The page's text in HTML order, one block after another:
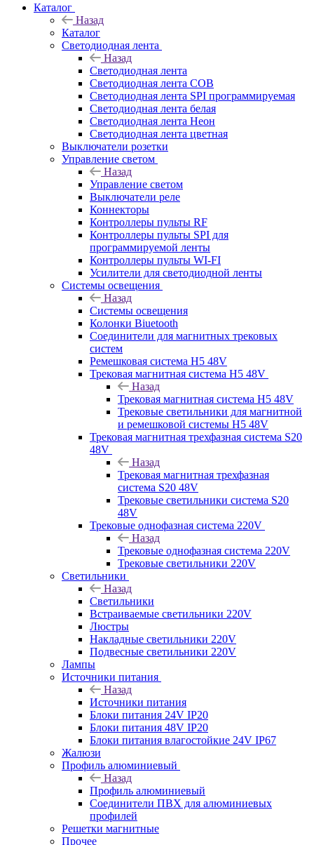
Каталог
Назад
Каталог
Светодиодная лента
Назад
Светодиодная лента
Светодиодная лента COB
Светодиодная лента SPI программируемая
Светодиодная лента белая
Светодиодная лента Неон
Светодиодная лента цветная
Выключатели розетки
Управление светом
Назад
Управление светом
Выключатели реле
Коннекторы
Контроллеры пульты RF
Контроллеры пульты SPI для
программируемой ленты
Контроллеры пульты WI-FI
Усилители для светодиодной ленты
Системы освещения
Назад
Системы освещения
Колонки Biuetooth
Соединители для магнитных трековых
систем
Ремешковая система H5 48V
Трековая магнитная система H5 48V
Назад
Трековая магнитная система H5 48V
Трековые светильники для магнитной
и ремешковой системы H5 48V
Трековая магнитная трехфазная система S20
48V
Назад
Трековая магнитная трехфазная
система S20 48V
Трековые светильники система S20
48V
Трековые однофазная система 220V
Назад
Трековые однофазная система 220V
Трековые светильники 220V
Светильники
Назад
Светильники
Встраиваемые светильники 220V
Люстры
Накладные светильники 220V
Подвесные светильники 220V
Лампы
Источники питания
Назад
Источники питания
Блоки питания 24V IP20
Блоки питания 48V IP20
Блоки питания влагостойкие 24V IP67
Жалюзи
Профиль алюминиевый
Назад
Профиль алюминиевый
Соединители ПВХ для алюминиевых
профилей
Решетки магнитные
Прочее